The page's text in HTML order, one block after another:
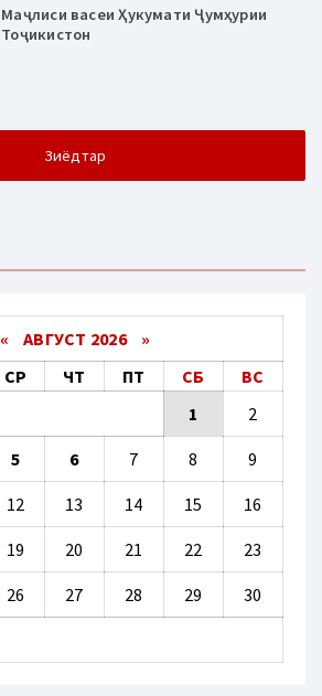
Маҷлиси васеи Ҳукумати Ҷумҳурии
Тоҷикистон
Зиёдтар
« АВГУСТ 2026 »
СР ЧТ ПТ СБ
ВС
1
2
5 6 7 8 9
12 13 14 15 16
19 20 21 22 23
26 27 28 29 30